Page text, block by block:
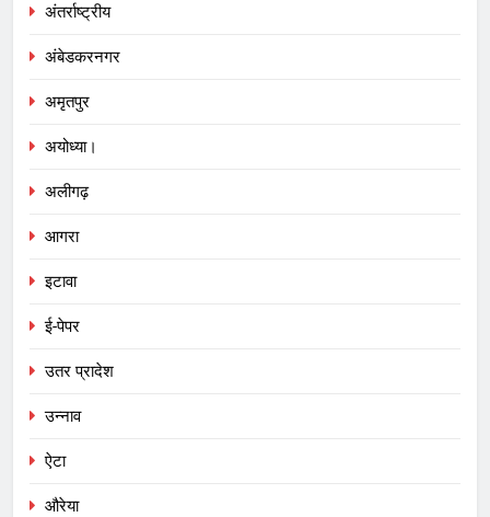
अंतर्राष्ट्रीय
अंबेडकरनगर
अमृतपुर
अयोध्या।
अलीगढ़
आगरा
इटावा
ई-पेपर
उतर प्रादेश
उन्नाव
ऐटा
औरेया